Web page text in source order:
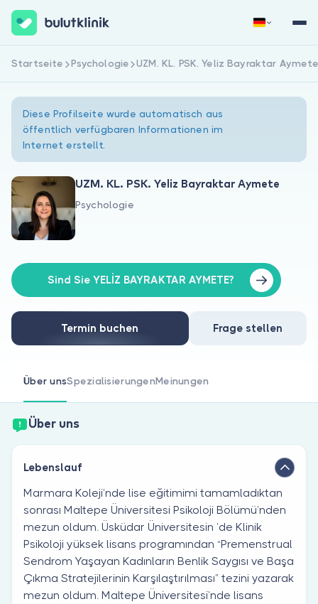
Über uns
Für Patienten
Für Ärzte
Jetzt registrieren Anmelden
Startseite Psychologie UZM. KL. PSK. Yeliz Bayraktar
Diese Profilseite wurde automatisch aus
öffentlich verfügbaren Informationen im
Internet erstellt.
UZM. KL. PSK. Yeliz Bayraktar Aymete
Psychologie
Sind Sie YELİZ BAYRAKTAR AYMETE?
Termin buchen Frage stellen
Über unsSpezialisierungenMeinungen
Über uns
Lebenslauf
Marmara Koleji’nde lise eğitimimi tamamladıktan
sonrası Maltepe Üniversitesi Psikoloji Bölümü’nden
mezun oldum. Üsküdar Üniversitesin ’de Klinik
Psikoloji yüksek lisans programından “Premenstrual
Sendrom Yaşayan Kadınların Benlik Saygısı ve Başa
Çıkma Stratejilerinin Karşılaştırılması” tezini yazarak
mezun oldum. Maltepe Üniversitesi’nde lisans